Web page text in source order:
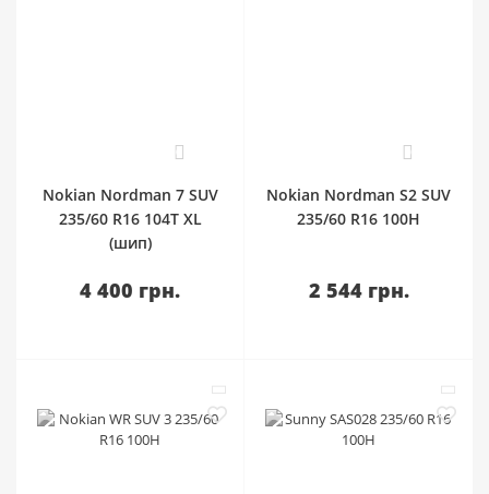
Nokian Nordman 7 SUV
235/60 R16 104T XL
(шип)
4 400 грн.
Nokian Nordman S2 SUV
235/60 R16 100H
2 544 грн.